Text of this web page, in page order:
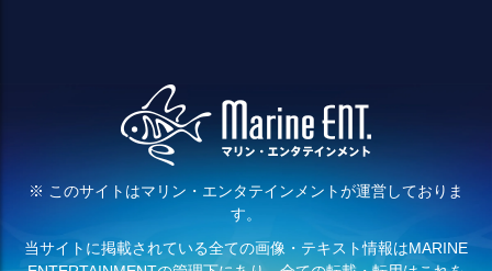
※ このサイトはマリン・エンタテインメントが運営しておりま
す。
当サイトに掲載されている全ての画像・テキスト情報はMARINE